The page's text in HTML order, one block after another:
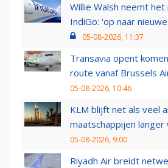
Willie Walsh neemt
IndiGo: 'op naar
05-08-2026, 11:37
Transavia opent
route vanaf Brussels
05-08-2026, 10:46
KLM blijft net als veel
maatschappijen
05-08-2026, 9:00
Riyadh Air breidt